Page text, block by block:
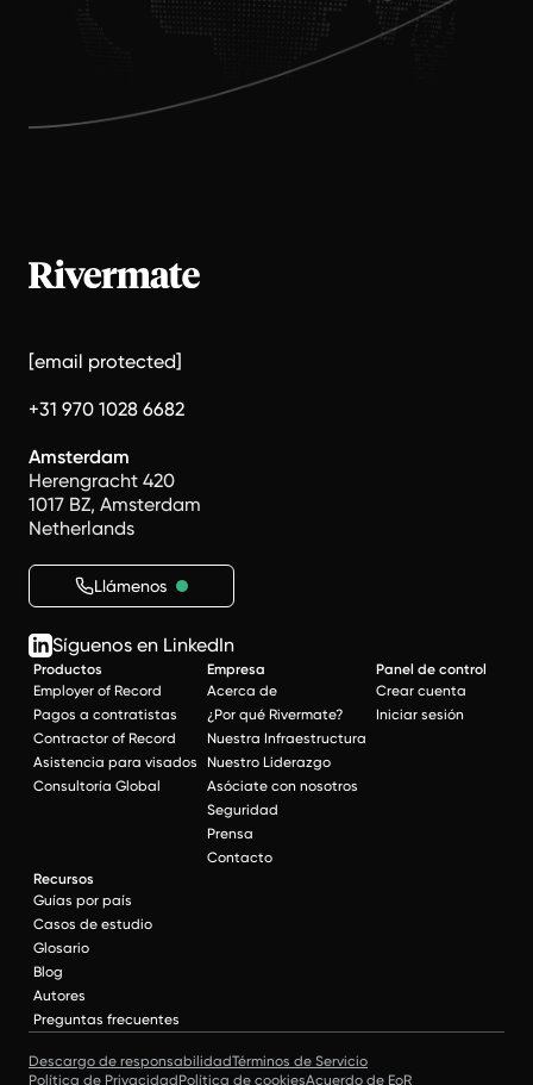
[email protected]
+31 970 1028 6682
Amsterdam
Herengracht 420
1017 BZ, Amsterdam
Netherlands
Llámenos
Síguenos en LinkedIn
Productos
Employer of Record
Pagos a contratistas
Contractor of Record
Asistencia para visados
Consultoría Global
Empresa
Acerca de
¿Por qué Rivermate?
Nuestra Infraestructura
Nuestro Liderazgo
Asóciate con nosotros
Seguridad
Prensa
Contacto
Panel de control
Crear cuenta
Iniciar sesión
Recursos
Guías por país
Casos de estudio
Glosario
Blog
Autores
Preguntas frecuentes
Descargo de responsabilidadTérminos de Servicio
Política de PrivacidadPolítica de cookiesAcuerdo de EoR